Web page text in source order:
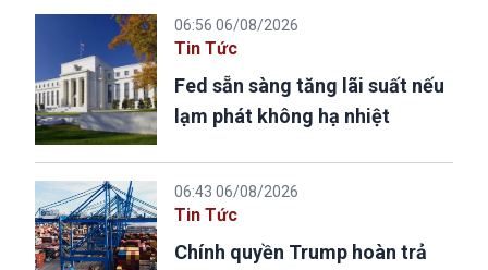
06:56 06/08/2026
Tin Tức
Fed sẵn sàng tăng lãi suất nếu
lạm phát không hạ nhiệt
06:43 06/08/2026
Tin Tức
Chính quyền Trump hoàn trả